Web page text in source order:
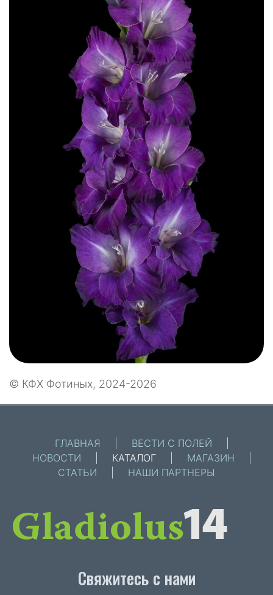
© КФХ Фотиных, 2024-2026
ГЛАВНАЯ ВЕСТИ С ПОЛЕЙ
НОВОСТИ
КАТАЛОГ МАГАЗИН
СТАТЬИ
НАШИ ПАРТНЕРЫ
Свяжитесь с нами